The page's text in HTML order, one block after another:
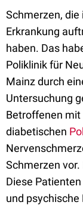
Schmerzen, die
Erkrankung
haben. Das
Poliklinik für
Mainz durch
Untersuchung
Betroffenen
diabetischen
Schmerzen
Diese
und